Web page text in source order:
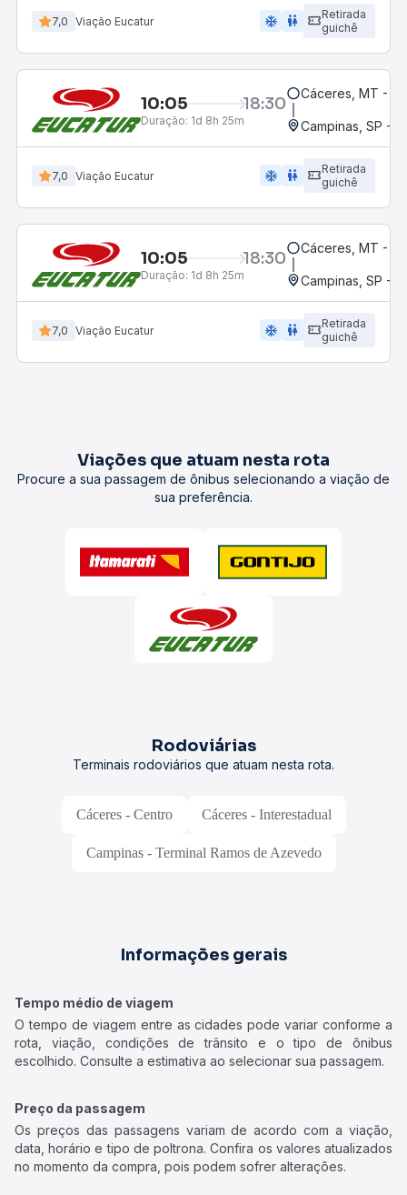
7,0 Viação Eucatur ac_unit wc
Retirada
guichê
10:05 18:30
Duração: 1d 8h 25m
Cáceres, MT -
Campinas, SP -
7,0 Viação Eucatur ac_unit wc
Retirada
guichê
10:05 18:30
Duração: 1d 8h 25m
Cáceres, MT -
Campinas, SP -
7,0 Viação Eucatur ac_unit wc
Retirada
guichê
Viações que atuam nesta rota
Procure a sua passagem de ônibus selecionando a viação de
sua preferência.
Rodoviárias
Terminais rodoviários que atuam nesta rota.
Cáceres - Centro Cáceres - Interestadual
Campinas - Terminal Ramos de Azevedo
Informações gerais
Tempo médio de viagem
O tempo de viagem entre as cidades pode variar conforme a
rota, viação, condições de trânsito e o tipo de ônibus
escolhido. Consulte a estimativa ao selecionar sua passagem.
Preço da passagem
Os preços das passagens variam de acordo com a viação,
data, horário e tipo de poltrona. Confira os valores atualizados
no momento da compra, pois podem sofrer alterações.